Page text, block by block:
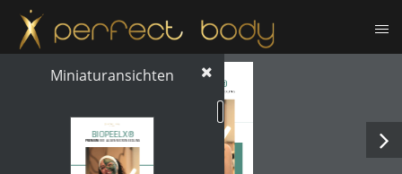
BIOPEELX®
BIO ALGEN MICRONEEDLING
Miniaturansichten